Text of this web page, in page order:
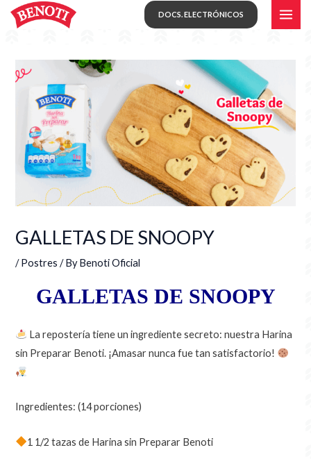
Skip
DOCS. ELECTRÓNICOS
GALLETAS DE SNOOPY
/Postres / ByBenoti Oficial
GALLETAS DE SNOOPY
La repostería tiene un ingrediente secreto: nuestra Harina
sin Preparar Benoti. ¡Amasar nunca fue tan satisfactorio!
Ingredientes: (14 porciones)
1 1/2 tazas de Harina sin Preparar Benoti